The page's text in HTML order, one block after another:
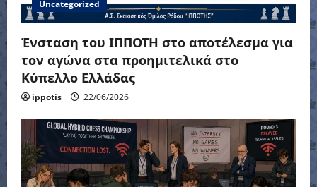
Uncategorized
Ένσταση του ΙΠΠΟΤΗ στο αποτέλεσμα για
τον αγώνα στα προημιτελικά στο
Κύπελλο Ελλάδας
ippotis 22/06/2026